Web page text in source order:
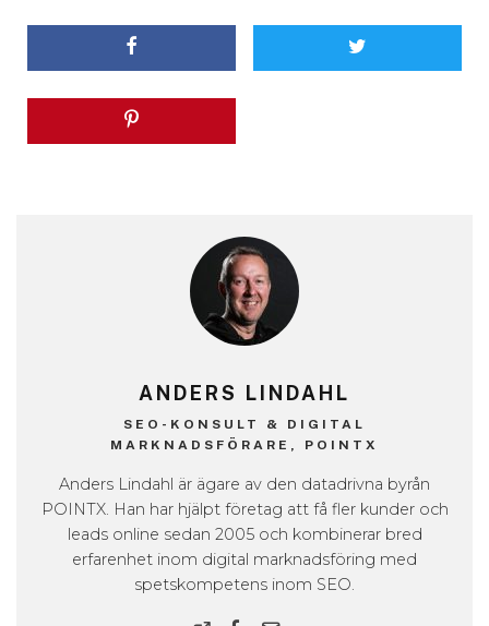
ANDERS LINDAHL
SEO-KONSULT & DIGITAL
MARKNADSFÖRARE, POINTX
Anders Lindahl är ägare av den datadrivna byrån
POINTX. Han har hjälpt företag att få fler kunder och
leads online sedan 2005 och kombinerar bred
erfarenhet inom digital marknadsföring med
spetskompetens inom SEO.